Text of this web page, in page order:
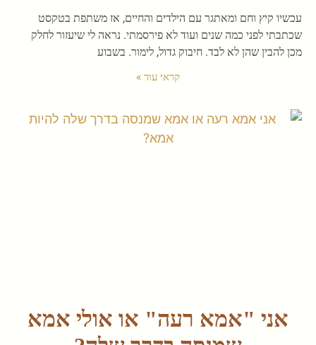
עכשיו קיץ וחם ומאתגר עם הילדים והחיים, אז משתפת בטקסט
שכתבתי לפני כמה שנים ועוד לא פירסמתי. נראה לי שיעזור לחלק
מכן להבין שהן לא לבד. חיבוק גדול, לימור. בשבוע
קראי עוד »
אני "אמא רעה" או אולי אמא